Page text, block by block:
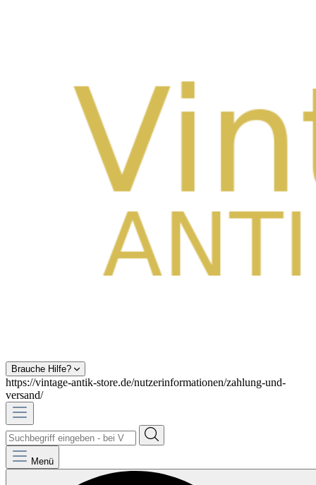
Brauche Hilfe?
https://vintage-antik-store.de/nutzerinformationen/zahlung-und-
versand/
Menü